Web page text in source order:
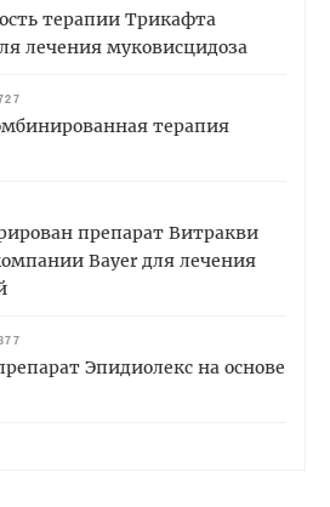
терапии Трикафта
лечения муковисцидоза
терапия
препарат Витракви
Bayer для лечения
Эпидиолекс на основе